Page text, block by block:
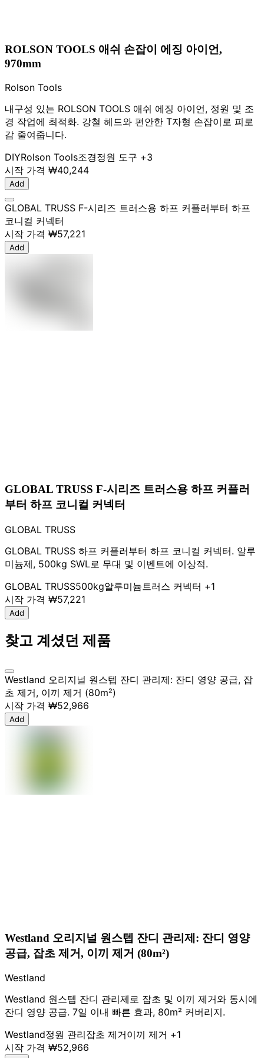
ROLSON TOOLS 애쉬 손잡이 에징 아이언,
970mm
Rolson Tools
내구성 있는 ROLSON TOOLS 애쉬 에징 아이언, 정원 및 조
경 작업에 최적화. 강철 헤드와 편안한 T자형 손잡이로 피로
감 줄여줍니다.
DIYRolson Tools조경정원 도구 +3
시작 가격 ₩40,244
Add
GLOBAL TRUSS F-시리즈 트러스용 하프 커플러부터 하프
코니컬 커넥터
시작 가격 ₩57,221
Add
GLOBAL TRUSS F-시리즈 트러스용 하프 커플러
부터 하프 코니컬 커넥터
GLOBAL TRUSS
GLOBAL TRUSS 하프 커플러부터 하프 코니컬 커넥터. 알루
미늄제, 500kg SWL로 무대 및 이벤트에 이상적.
GLOBAL TRUSS500kg알루미늄트러스 커넥터 +1
시작 가격 ₩57,221
Add
찾고 계셨던 제품
Westland 오리지널 원스텝 잔디 관리제: 잔디 영양 공급, 잡
초 제거, 이끼 제거 (80m²)
시작 가격 ₩52,966
Add
Westland 오리지널 원스텝 잔디 관리제: 잔디 영양
공급, 잡초 제거, 이끼 제거 (80m²)
Westland
Westland 원스텝 잔디 관리제로 잡초 및 이끼 제거와 동시에
잔디 영양 공급. 7일 이내 빠른 효과, 80m² 커버리지.
Westland정원 관리잡초 제거이끼 제거 +1
시작 가격 ₩52,966